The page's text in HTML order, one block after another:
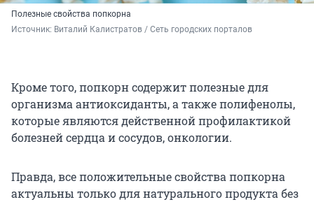
Полезные свойства попкорна
Источник: Виталий Калистратов / Сеть городских порталов
Кроме того, попкорн содержит полезные для
организма антиоксиданты, а также полифенолы,
которые являются действенной профилактикой
болезней сердца и сосудов, онкологии.
Правда, все положительные свойства попкорна
актуальны только для натурального продукта без